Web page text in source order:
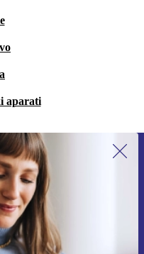
aparati
ponudu.